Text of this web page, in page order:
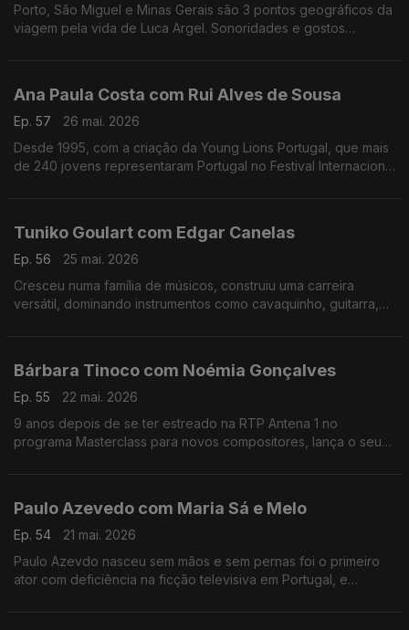
Porto, São Miguel e Minas Gerais são 3 pontos geográficos da
viagem pela vida de Luca Argel. Sonoridades e gostos
Ana Paula Costa com Rui Alves de Sousa
Ep. 57
26 mai. 2026
Desde 1995, com a criação da Young Lions Portugal, que mais
de 240 jovens representaram Portugal no Festival Internacional
Tuniko Goulart com Edgar Canelas
Ep. 56
25 mai. 2026
Cresceu numa família de músicos, construiu uma carreira
versátil, dominando instrumentos como cavaquinho, guitarra,
Bárbara Tinoco com Noémia Gonçalves
Ep. 55
22 mai. 2026
9 anos depois de se ter estreado na RTP Antena 1 no
programa Masterclass para novos compositores, lança o seu
Paulo Azevedo com Maria Sá e Melo
Ep. 54
21 mai. 2026
Paulo Azevdo nasceu sem mãos e sem pernas foi o primeiro
ator com deficiência na ficção televisiva em Portugal, e